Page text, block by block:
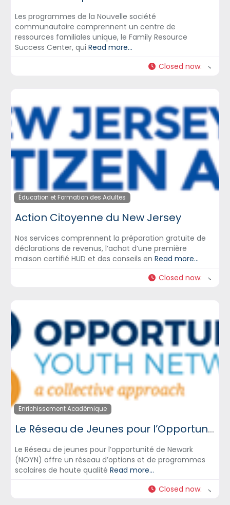
Les programmes de la Nouvelle société
communautaire comprennent un centre de
ressources familiales unique, le Family Resource
Success Center, qui Read more...
Closed now:
Éducation et Formation des Adultes
Action Citoyenne du New Jersey
Nos services comprennent la préparation gratuite de
déclarations de revenus, l’achat d’une première
maison certifié HUD et des conseils en Read more...
Closed now:
Enrichissement Académique
Le Réseau de Jeunes pour l’Opportunité de Newark – NOYN
Le Réseau de jeunes pour l’opportunité de Newark
(NOYN) offre un réseau d’options et de programmes
scolaires de haute qualité Read more...
Closed now: